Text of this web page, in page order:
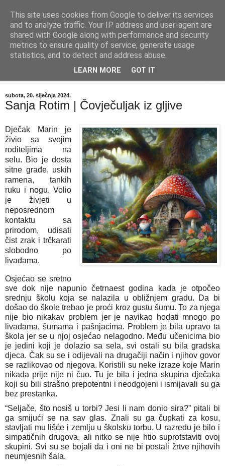
"Kvaka"
Časopis za književnost ISSN 2459-5632
subota, 20. siječnja 2024.
Sanja Rotim | Čovječuljak iz gljive
Dječak Marin je
živio sa svojim
roditeljima na
selu. Bio je dosta
sitne građe, uskih
ramena, tankih
ruku i nogu. Volio
je živjeti u
neposrednom
kontaktu sa
prirodom, udisati
čist zrak i trčkarati
slobodno po
livadama.
Osjećao se sretno
sve dok nije napunio četrnaest godina kada je otpočeo
srednju školu koja se nalazila u obližnjem gradu. Da bi
došao do škole trebao je proći kroz gustu šumu. To za njega
nije bio nikakav problem jer je navikao hodati mnogo po
livadama, šumama i pašnjacima. Problem je bila upravo ta
škola jer se u njoj osjećao nelagodno. Među učenicima bio
je jedini koji je dolazio sa sela, svi ostali su bila gradska
djeca. Čak su se i odijevali na drugačiji način i njihov govor
se razlikovao od njegova. Koristili su neke izraze koje Marin
nikada prije nije ni čuo. Tu je bila i jedna skupina dječaka
koji su bili strašno prepotentni i neodgojeni i ismijavali su ga
bez prestanka.
“Seljače, što nosiš u torbi? Jesi li nam donio sira?” pitali bi
ga smijući se na sav glas. Znali su ga čupkati za kosu,
stavljati mu lišće i zemlju u školsku torbu. U razredu je bilo i
simpatičnih drugova, ali nitko se nije htio suprotstaviti ovoj
skupini. Svi su se bojali da i oni ne bi postali žrtve njihovih
neumjesnih šala.
This site uses cookies from Google to deliver its services
and to analyze traffic. Your IP address and user-agent are
shared with Google along with performance and security
metrics to ensure quality of service, generate usage
statistics, and to detect and address abuse.
LEARN MORE GOT IT